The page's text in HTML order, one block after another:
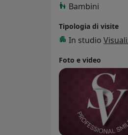
Bambini
Tipologia di visite
In studio
Foto e video